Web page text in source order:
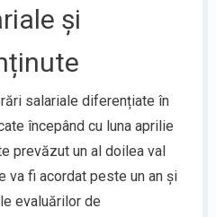
și
salariale diferențiate în
începând cu luna aprilie
prevăzut un al doilea val
va fi acordat peste un an și
evaluărilor de